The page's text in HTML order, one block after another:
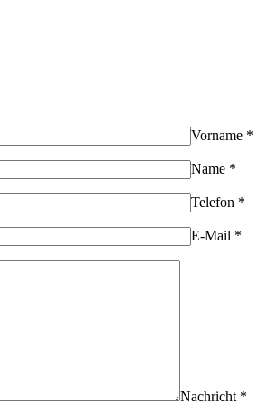
Vorname *
Name *
Telefon *
E-Mail *
Nachricht *